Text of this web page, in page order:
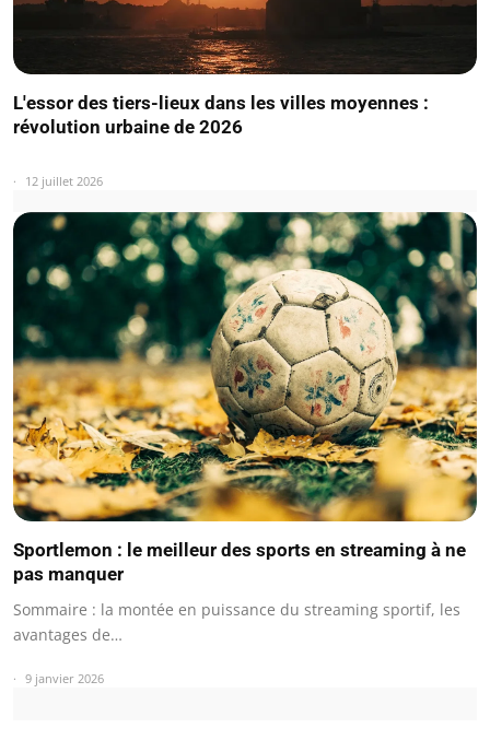
L'essor des tiers-lieux dans les villes moyennes :
révolution urbaine de 2026
12 juillet 2026
Sportlemon : le meilleur des sports en streaming à ne
pas manquer
Sommaire : la montée en puissance du streaming sportif, les
avantages de…
9 janvier 2026